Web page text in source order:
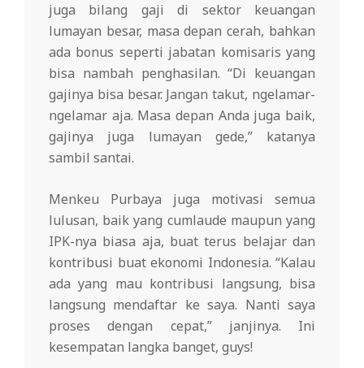
juga bilang gaji di sektor keuangan
lumayan besar, masa depan cerah, bahkan
ada bonus seperti jabatan komisaris yang
bisa nambah penghasilan. “Di keuangan
gajinya bisa besar. Jangan takut, ngelamar-
ngelamar aja. Masa depan Anda juga baik,
gajinya juga lumayan gede,” katanya
sambil santai.
Menkeu Purbaya juga motivasi semua
lulusan, baik yang cumlaude maupun yang
IPK-nya biasa aja, buat terus belajar dan
kontribusi buat ekonomi Indonesia. “Kalau
ada yang mau kontribusi langsung, bisa
langsung mendaftar ke saya. Nanti saya
proses dengan cepat,” janjinya. Ini
kesempatan langka banget, guys!